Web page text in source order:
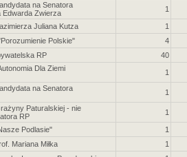
na Senatora
Edwarda Zwierza
1
Juliana Kutza
1
Polskie"
4
RP
40
Dla Ziemi
1
na Senatora
1
Paturalskiej - nie
RP
1
Podlasie"
1
Mariana Miłka
1